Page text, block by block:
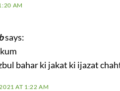
AM
says:
bahar ki jakat ki ijazat
AT 1:22 AM